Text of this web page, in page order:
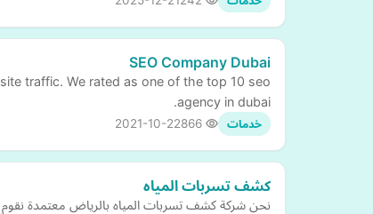
SEO Company Dubai
traffic. We rated as one of the top 10 seo
agency in dubai.
خدمات 2021-10-22
كشف تسربات المياه
نحن شركة كشف تسربات المياه بالرياض معتمدة نقوم